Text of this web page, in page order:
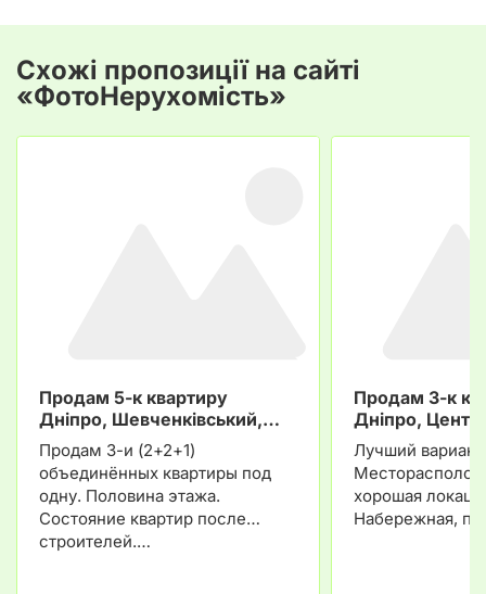
Схожі пропозиції на сайті
«ФотоНерухомість»
Продам 5-к квартиру
Дніпро, Шевченківський,…
Продам 3-и (2+2+1)
объединённых квартиры под
одну. Половина этажа.
Состояние квартир после
строителей.…
Продам 3-к
Дніпро,
Лучший
хорошая
Набережная,